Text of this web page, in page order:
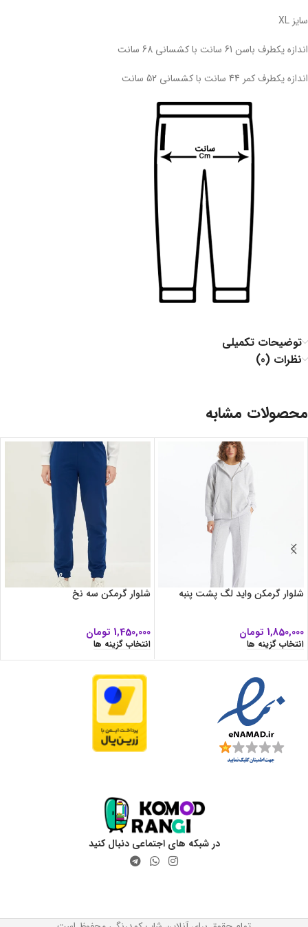
سایز XL
اندازه یکطرف باسن 61 سانت با کشسانی 68 سانت
اندازه یکطرف کمر 44 سانت با کشسانی 52 سانت
توضیحات تکمیلی
نظرات (0)
محصولات مشابه
شلوار گرمکن واید لگ پشت پنبه
1,850,000 تومان
انتخاب گزینه ها
شلوار گرمکن سه نخ
1,450,000 تومان
انتخاب گزینه ها
در شبکه های اجتماعی دنبال کنید